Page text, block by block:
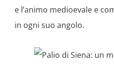
e l’animo medioevale e
in ogni suo angolo.